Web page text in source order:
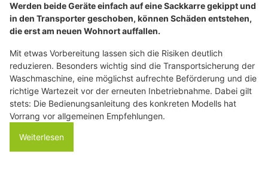
Werden beide Geräte einfach auf eine Sackkarre gekippt und
in den Transporter geschoben, können Schäden entstehen,
die erst am neuen Wohnort auffallen.
Mit etwas Vorbereitung lassen sich die Risiken deutlich
reduzieren. Besonders wichtig sind die Transportsicherung der
Waschmaschine, eine möglichst aufrechte Beförderung und die
richtige Wartezeit vor der erneuten Inbetriebnahme. Dabei gilt
stets: Die Bedienungsanleitung des konkreten Modells hat
Vorrang vor allgemeinen Empfehlungen.
Weiterlesen